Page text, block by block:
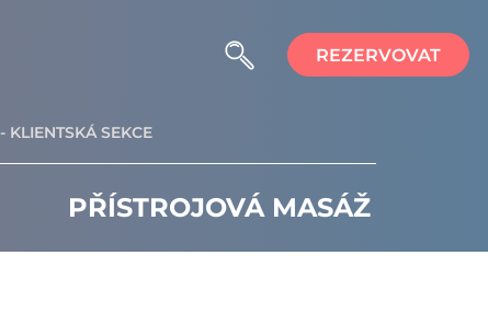
REZERVOVAT
- KLIENTSKÁ SEKCE
PŘÍSTROJOVÁ MASÁŽ